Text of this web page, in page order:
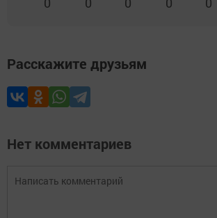
Расскажите друзьям
Нет комментариев